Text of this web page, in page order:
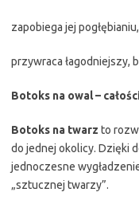
zapobiega jej pogłębianiu,
przywraca łagodniejszy,
Botoks na owal –
Botoks na twarz to
do jednej okolicy. Dzięki
jednoczesne
„sztucznej twarzy”.